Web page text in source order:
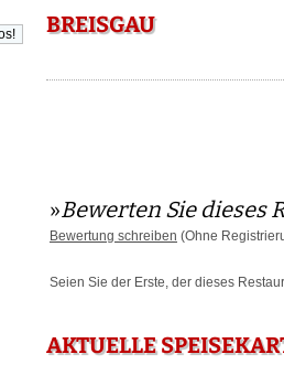
BREISGAU
»Bewerten Sie dieses
Bewertung schreiben (Ohne
Seien Sie der Erste, der dieses
AKTUELLE